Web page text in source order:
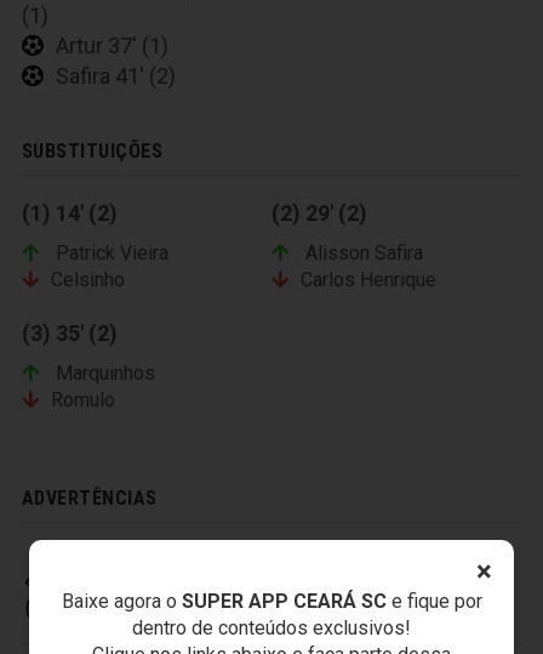
×
Baixe agora o SUPER APP CEARÁ SCe fique por
dentro de conteúdos exclusivos!
(1)
Artur 37' (1)
Safira 41' (2)
SUBSTITUIÇÕES
(1) 14' (2)
Patrick Vieira
Celsinho
(2) 29' (2)
Alisson Safira
Carlos Henrique
(3) 35' (2)
Marquinhos
Romulo
ADVERTÊNCIAS
CEARÁ SPORTING CLUB